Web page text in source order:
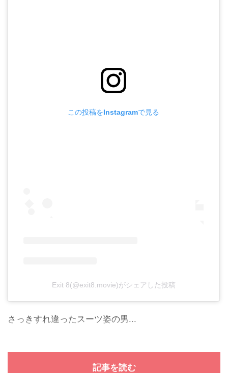
この投稿をInstagramで見る
Exit 8(@exit8.movie)がシェアした投稿
さっきすれ違ったスーツ姿の男...
記事を読む